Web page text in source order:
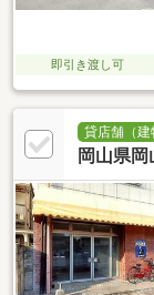
即引き渡し可
貸店舗（建
岡山県